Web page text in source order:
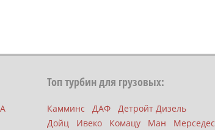
Топ турбин для грузовых:
Камминс ДАФ
Детройт Дизель
Дойц
Ивеко Комацу Ман Мерседес